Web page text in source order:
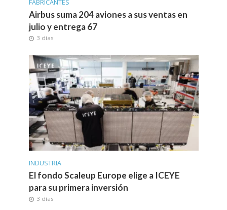
FABRICANTES
Airbus suma 204 aviones a sus ventas en
julio y entrega 67
3 días
INDUSTRIA
El fondo Scaleup Europe elige a ICEYE
para su primera inversión
3 días